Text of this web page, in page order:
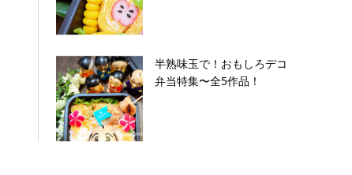
半熟味玉で！おもしろデコ
弁当特集〜全5作品！